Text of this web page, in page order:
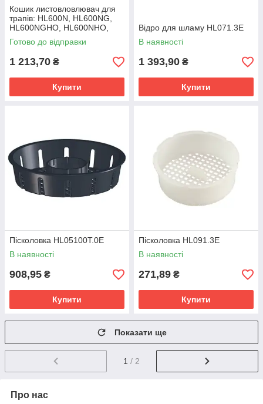
Кошик листовловлювач для
трапів: HL600N, HL600NG,
HL600NGHO, HL600NHO,
HL0600N.2E
Готово до відправки
1 213,70 ₴
Купити
Відро для шламу HL071.3E
В наявності
1 393,90 ₴
Купити
Пісколовка HL05100T.0E
В наявності
908,95 ₴
Купити
Пісколовка HL091.3E
В наявності
271,89 ₴
Купити
Показати ще
1 / 2
Про нас